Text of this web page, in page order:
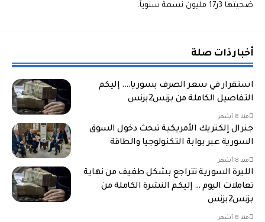
ضحيتها 3ر17 مليون نسمة سنوياً.
أخبار ذات صلة
استقرار في سعر الصرف بسوريا…. إليكم
التفاصيل الكاملة من بزنس2بزنس
منذ 8 أشهر
جنرال إلكتريك الأمريكية تبحث دخول السوق
السورية عبر بوابة التكنولوجيا والطاقة
منذ 8 أشهر
الليرة السورية تتراجع بشكل طفيف من نهاية
تعاملات اليوم … إليكم النشرة الكاملة من
بزنس2بزنس
منذ 8 أشهر